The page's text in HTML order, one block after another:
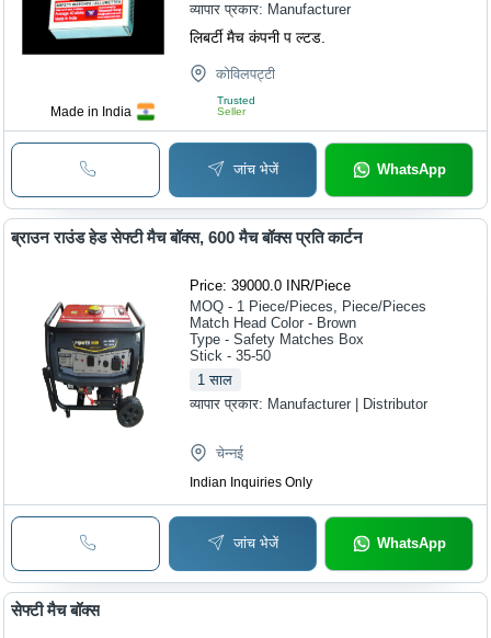
Made in India
व्यापार प्रकार: Manufacturer
लिबर्टी मैच कंपनी प ल्टड.
कोविलपट्टी
Trusted
Seller
जांच भेजें WhatsApp
ब्राउन राउंड हेड सेफ्टी मैच बॉक्स, 600 मैच बॉक्स प्रति कार्टन
Price: 39000.0 INR/Piece
MOQ - 1 Piece/Pieces, Piece/Pieces
Match Head Color - Brown
Type - Safety Matches Box
Stick - 35-50
1 साल
व्यापार प्रकार: Manufacturer | Distributor
चेन्नई
Indian Inquiries Only
जांच भेजें WhatsApp
सेफ्टी मैच बॉक्स